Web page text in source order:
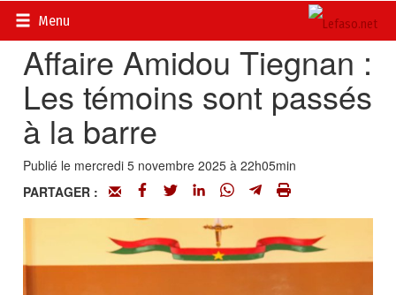
Menu
Accueil>
Affaire Amidou Tiegnan :
Les témoins sont passés
à la barre
Publié le mercredi 5 novembre 2025 à 22h05min
PARTAGER :